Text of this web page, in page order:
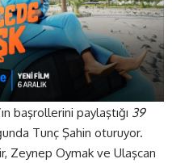
başrollerini paylaştığı 39
Tunç Şahin oturuyor.
Zeynep Oymak ve Ulaşcan